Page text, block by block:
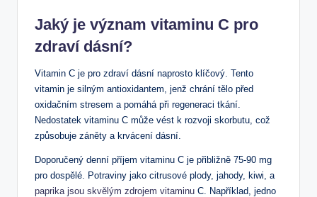
Jaký je‌ význam vitaminu C pro
zdraví dásní?
Vitamin C je pro zdraví ​dásní naprosto klíčový. Tento
vitamin je silným‌ antioxidantem, jenž chrání tělo před
oxidačním ⁤stresem a pomáhá při​ regeneraci tkání.
Nedostatek ‍vitaminu C⁣ může vést k rozvoji skorbutu, což
způsobuje záněty‌ a krvácení dásní.
Doporučený denní příjem vitaminu‍ C je přibližně⁣ 75-90 mg
pro ‍dospělé. Potraviny jako citrusové plody, jahody, kiwi, a
paprika jsou skvělým zdrojem vitaminu C. Například, jedno⁤